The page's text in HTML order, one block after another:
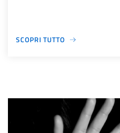
SCOPRI TUTTO